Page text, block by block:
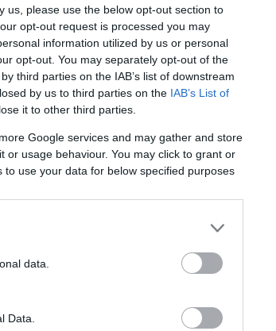
us, please use the below opt-out section to
opt-out request is processed you may
information utilized by us or personal
opt-out. You may separately opt-out of the
third parties on the IAB’s list of downstream
by us to third parties on the IAB’s List of
it to other third parties.
Google services and may gather and store
or usage behaviour. You may click to grant or
use your data for below specified purposes
data.
Data.
e disagio
“Accompagna una
ETS, con il
principale
un percorso di
energetica,